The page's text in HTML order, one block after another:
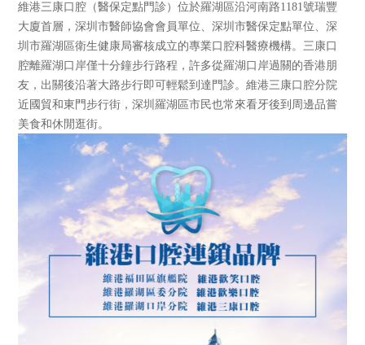
維港三康口腔（醫保定點門診）位於羅湖區沿河南路1181號瑞豐
大廈首層，深圳市醫師協會會員單位、深圳市醫保定點單位、深
圳市羅湖區衛生健康局審核成立的專業口腔科醫療機構。三康口
腔離羅湖口岸僅十分鐘步行路程，許多從羅湖口岸過關的香港朋
友，出關後沿著大路步行即可輕鬆到達門診。維港三康口腔分院
近國貿和東門步行街，深圳羅湖區市民也常來看牙後到周邊品嘗
美食和休閒逛街。